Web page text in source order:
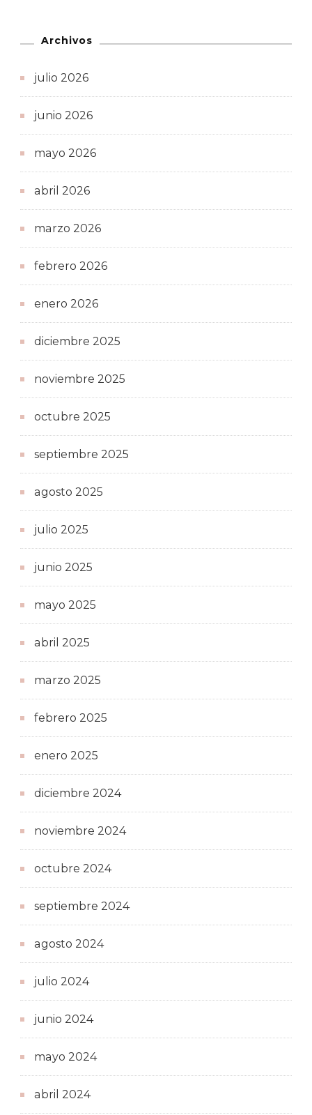
Archivos
julio 2026
junio 2026
mayo 2026
abril 2026
marzo 2026
febrero 2026
enero 2026
diciembre 2025
noviembre 2025
octubre 2025
septiembre 2025
agosto 2025
julio 2025
junio 2025
mayo 2025
abril 2025
marzo 2025
febrero 2025
enero 2025
diciembre 2024
noviembre 2024
octubre 2024
septiembre 2024
agosto 2024
julio 2024
junio 2024
mayo 2024
abril 2024